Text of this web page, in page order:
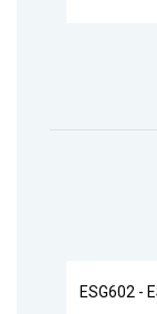
ESG602 -